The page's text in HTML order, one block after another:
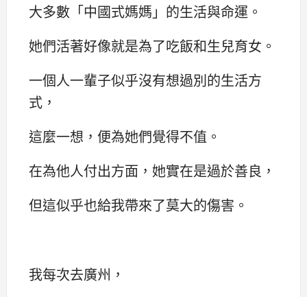
大多數「中國式媽媽」的生活與命運。
她們活著好像就是為了吃飯和生兒育女。
一個人一輩子似乎沒有想過別的生活方
式，
這麼一想，便為她們覺得不值。
在為他人付出方面，她實在是過於善良，
但這似乎也給我帶來了莫大的傷害。
我每次去廣州，